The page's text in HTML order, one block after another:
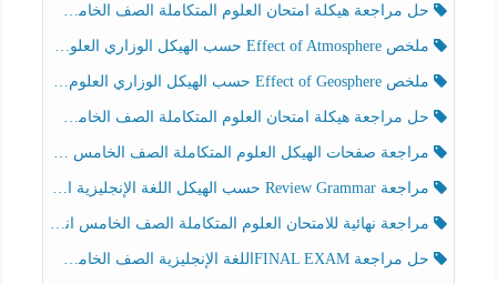
حل مراجعة هيكلة امتحان العلوم المتكاملة الصف الخامس انسبير الفصل الثالث
ملخص Effect of Atmosphere حسب الهيكل الوزاري العلوم المتكاملة الصف الخامس انسبير الفصل الثالث
ملخص Effect of Geosphere حسب الهيكل الوزاري العلوم المتكاملة الصف الخامس انسبير الفصل الثالث
حل مراجعة هيكلة امتحان العلوم المتكاملة الصف الخامس عام الفصل الثالث
مراجعة صفحات الهيكل العلوم المتكاملة الصف الخامس انسبير الفصل الثالث
مراجعة Review Grammar حسب الهيكل اللغة الإنجليزية الصف الخامس الفصل الثالث
مراجعة نهائية للامتحان العلوم المتكاملة الصف الخامس انسبير الفصل الثالث
حل مراجعة FINAL EXAMاللغة الإنجليزية الصف الخامس الفصل الثالث